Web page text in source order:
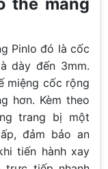
thể mang
Pinlo đó là cốc
dày đến 3mm.
miệng cốc rộng
hơn. Kèm theo
trang bị một
đảm bảo an
tiến hành xay